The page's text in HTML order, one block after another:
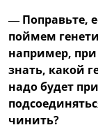
— Поправьте,
поймем
например,
знать, какой
надо будет
чинить?